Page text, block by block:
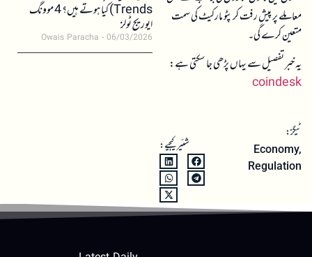
معاملے پر پیش رفت کرپٹو مارکیٹ کی سمت
متعین کرے گی۔
یہ خبر تفصیل سے یہاں پڑھی جا سکتی ہے:
coindesk
ٹیگز:
Economy,
Regulation
شئیر کیجیے:
Trends) کیا ہوتے ہیں؟ 4 موونگ
ایوریج ٹولز
Owais Paracha 06/03/2026